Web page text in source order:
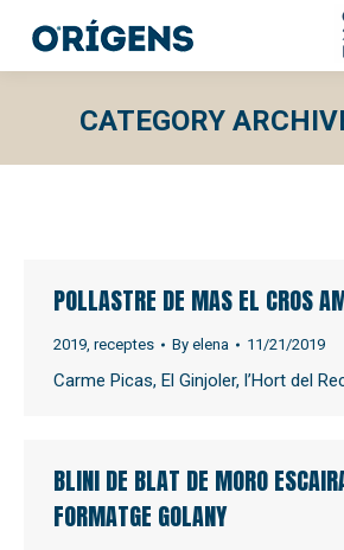
CATEGORY
POLLASTRE DE MAS EL CROS
2019, receptes By elena 11/21/2019
Carme Picas, El Ginjoler, l’Hort del
BLINI DE BLAT DE MORO
FORMATGE GOLANY